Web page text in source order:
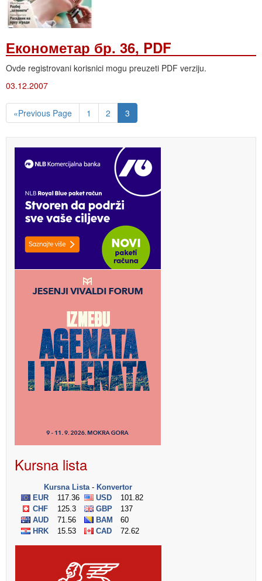
Економетар бр. 36, PDF
Ovde registrovani korisnici mogu preuzeti PDF verziju.
03.12.2007
«Previous Page 1 2 3
Kursna lista